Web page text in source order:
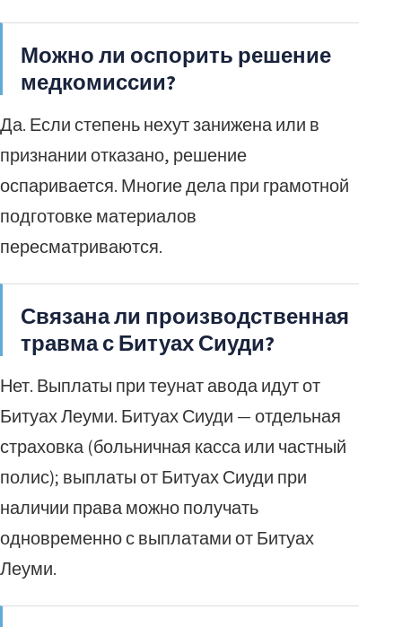
Можно ли оспорить решение
медкомиссии?
Да. Если степень нехут занижена или в
признании отказано, решение
оспаривается. Многие дела при грамотной
подготовке материалов
пересматриваются.
Связана ли производственная
травма с Битуах Сиуди?
Нет. Выплаты при теунат авода идут от
Битуах Леуми. Битуах Сиуди — отдельная
страховка (больничная касса или частный
полис); выплаты от Битуах Сиуди при
наличии права можно получать
одновременно с выплатами от Битуах
Леуми.